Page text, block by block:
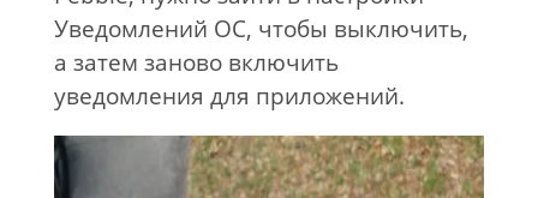
Уведомлений ОС, чтобы выключить,
а затем заново включить
уведомления для приложений.